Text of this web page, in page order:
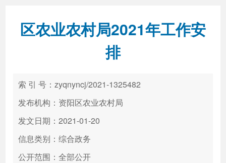
新闻中心 解读回应
政务服务
高效办成一件事
区农业农村局2021年工作安
排
索 引 号：zyqnyncj/2021-1325482
发布机构：资阳区农业农村局
发文日期：2021-01-20
信息类别：综合政务
公开范围：全部公开